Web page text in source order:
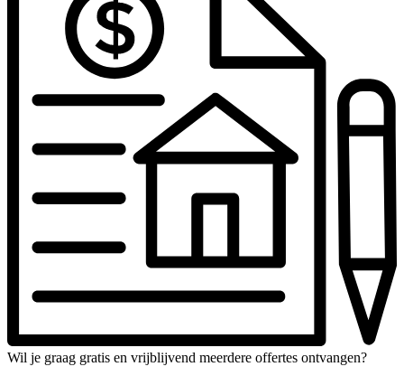
Wil je graag gratis en vrijblijvend meerdere offertes ontvangen?